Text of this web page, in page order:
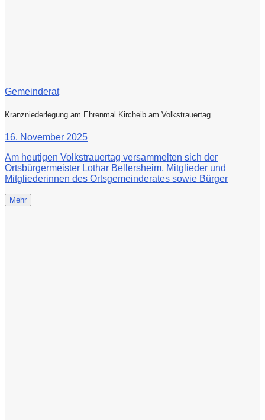
Gemeinderat
Kranzniederlegung am Ehrenmal Kircheib am Volkstrauertag
16. November 2025
Am heutigen Volkstrauertag versammelten sich der
Ortsbürgermeister Lothar Bellersheim, Mitglieder und
Mitgliederinnen des Ortsgemeinderates sowie Bürger
Mehr